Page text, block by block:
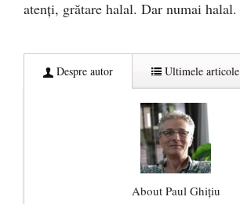
atenţi, grătare halal. Dar numai halal.
Despre autor Ultimele articole
About Paul Ghițiu